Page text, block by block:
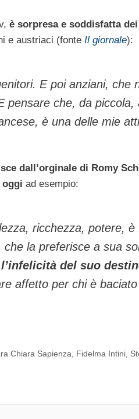
è sorpresa e soddisfatta
e austriaci (fonte Il giornale):
E poi anziani, che
pensare che, da
è una delle mie
dall’orginale di Romy
oggi ad esempio:
ricchezza, potere,
la preferisce a sua
del suo
affetto per chi è
Chiara Sapienza, Fidelma Intini,